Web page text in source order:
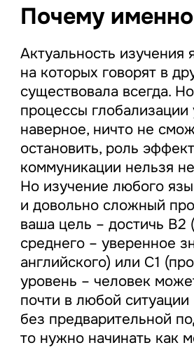
Почему
Актуальность изучения
на которых говорят в
существовала всегда.
процессы глобализации
наверное, ничто не
остановить, роль
коммуникации нельзя
Но изучение любого
и довольно сложный
ваша цель – достичь В2
среднего – уверенное
английского) или С1
уровень – человек
почти в любой ситуации
без предварительной
то нужно начинать как